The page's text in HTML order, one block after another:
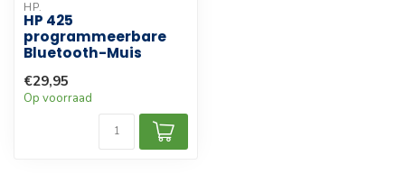
HP.
HP 425
programmeerbare
Bluetooth-Muis
€29,95
Op voorraad